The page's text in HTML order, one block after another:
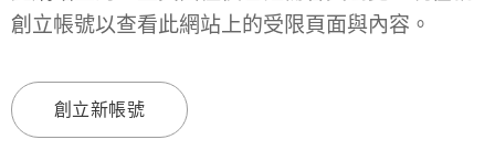
創立帳號以查看此網站上的受限頁面與內容。
創立新帳號